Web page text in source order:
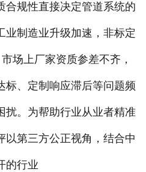
合规性直接决定管道系统的
业制造业升级加速，非标定
场上厂家资质参差不齐，
标、定制响应滞后等问题频
扰。为帮助行业从业者精准
以第三方公正视角，结合中
的行业